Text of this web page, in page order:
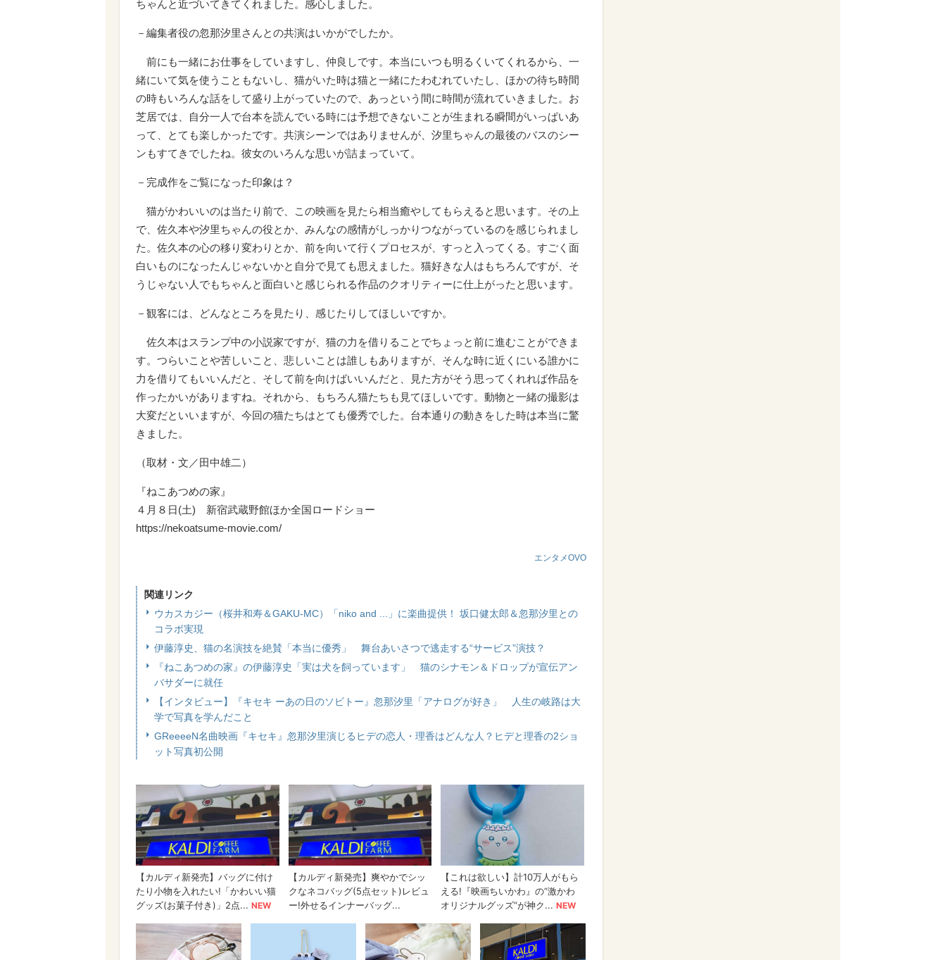
ちゃんと近づいてきてくれました。感心しました。
－編集者役の忽那汐里さんとの共演はいかがでしたか。
前にも一緒にお仕事をしていますし、仲良しです。本当にいつも明るくいてくれるから、一
緒にいて気を使うこともないし、猫がいた時は猫と一緒にたわむれていたし、ほかの待ち時間
の時もいろんな話をして盛り上がっていたので、あっという間に時間が流れていきました。お
芝居では、自分一人で台本を読んでいる時には予想できないことが生まれる瞬間がいっぱいあ
って、とても楽しかったです。共演シーンではありませんが、汐里ちゃんの最後のバスのシー
ンもすてきでしたね。彼女のいろんな思いが詰まっていて。
－完成作をご覧になった印象は？
猫がかわいいのは当たり前で、この映画を見たら相当癒やしてもらえると思います。その上
で、佐久本や汐里ちゃんの役とか、みんなの感情がしっかりつながっているのを感じられまし
た。佐久本の心の移り変わりとか、前を向いて行くプロセスが、すっと入ってくる。すごく面
白いものになったんじゃないかと自分で見ても思えました。猫好きな人はもちろんですが、そ
うじゃない人でもちゃんと面白いと感じられる作品のクオリティーに仕上がったと思います。
－観客には、どんなところを見たり、感じたりしてほしいですか。
佐久本はスランプ中の小説家ですが、猫の力を借りることでちょっと前に進むことができま
す。つらいことや苦しいこと、悲しいことは誰しもありますが、そんな時に近くにいる誰かに
力を借りてもいいんだと、そして前を向けばいいんだと、見た方がそう思ってくれれば作品を
作ったかいがありますね。それから、もちろん猫たちも見てほしいです。動物と一緒の撮影は
大変だといいますが、今回の猫たちはとても優秀でした。台本通りの動きをした時は本当に驚
きました。
（取材・文／田中雄二）
『ねこあつめの家』
４月８日(土) 新宿武蔵野館ほか全国ロードショー
https://nekoatsume-movie.com/
エンタメOVO
関連リンク
ウカスカジー（桜井和寿＆GAKU-MC）「niko and ...」に楽曲提供！ 坂口健太郎＆忽那汐里との
コラボ実現
伊藤淳史、猫の名演技を絶賛「本当に優秀」 舞台あいさつで逃走する“サービス”演技？
『ねこあつめの家』の伊藤淳史「実は犬を飼っています」 猫のシナモン＆ドロップが宣伝アン
バサダーに就任
【インタビュー】『キセキ ーあの日のソビトー』忽那汐里「アナログが好き」 人生の岐路は大
学で写真を学んだこと
GReeeeN名曲映画『キセキ』忽那汐里演じるヒデの恋人・理香はどんな人？ヒデと理香の2ショ
ット写真初公開